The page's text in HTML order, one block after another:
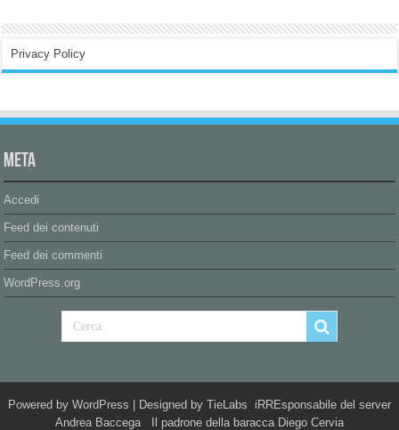
Privacy Policy
Meta
Accedi
Feed dei contenuti
Feed dei commenti
WordPress.org
Powered by WordPress | Designed by TieLabs iRREsponsabile del server
Andrea Baccega Il padrone della baracca Diego Cervia